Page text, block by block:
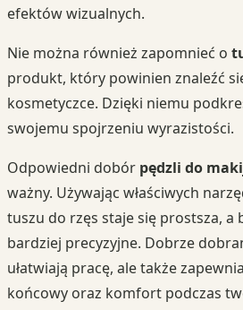
efektów wizualnych.
Nie można również zapomnieć o
produkt, który powinien znaleźć
kosmetyczce. Dzięki niemu
swojemu spojrzeniu wyrazistości.
Odpowiedni dobór pędzli do
ważny. Używając właściwych
tuszu do rzęs staje się prostsza,
bardziej precyzyjne. Dobrze
ułatwiają pracę, ale także
końcowy oraz komfort podczas